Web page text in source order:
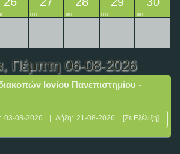
, Πέμπτη 06-08-2026
Ιονίου Πανεπιστημίου -
03-08-2026 Λήξη: 21-08-2026 [Σε Εξέλιξη]